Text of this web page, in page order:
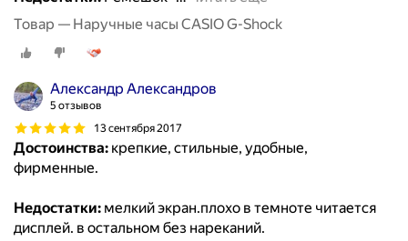
Товар — Наручные часы CASIO G-Shock
Александр Александров
5 отзывов
13 сентября 2017
Достоинства: крепкие, стильные, удобные,
фирменные.
Недостатки: мелкий экран.плохо в темноте читается
дисплей. в остальном без нареканий.